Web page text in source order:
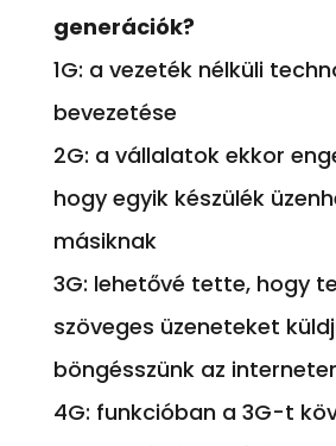
generációk?
1G: a vezeték nélküli
bevezetése
2G: a vállalatok ekkor
hogy egyik készülék
másiknak
3G: lehetővé tette, hogy
szöveges üzeneteket
böngésszünk az
4G: funkcióban a 3G-t